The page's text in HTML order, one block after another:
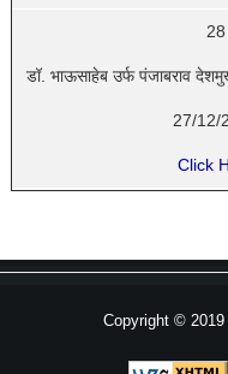
28
डॉ. भाऊसाहेब उर्फ पंजाबराव
27/12/
Click
Copyright © 2019